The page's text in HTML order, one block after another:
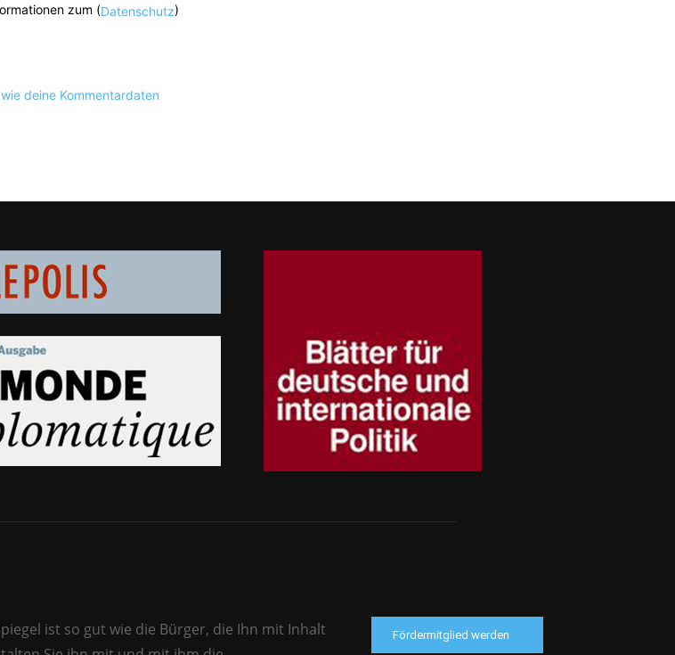
zum (Datenschutz)
deine Kommentardaten
ist so gut wie die Bürger, die Ihn mit Inhalt
Fördermitglied werden